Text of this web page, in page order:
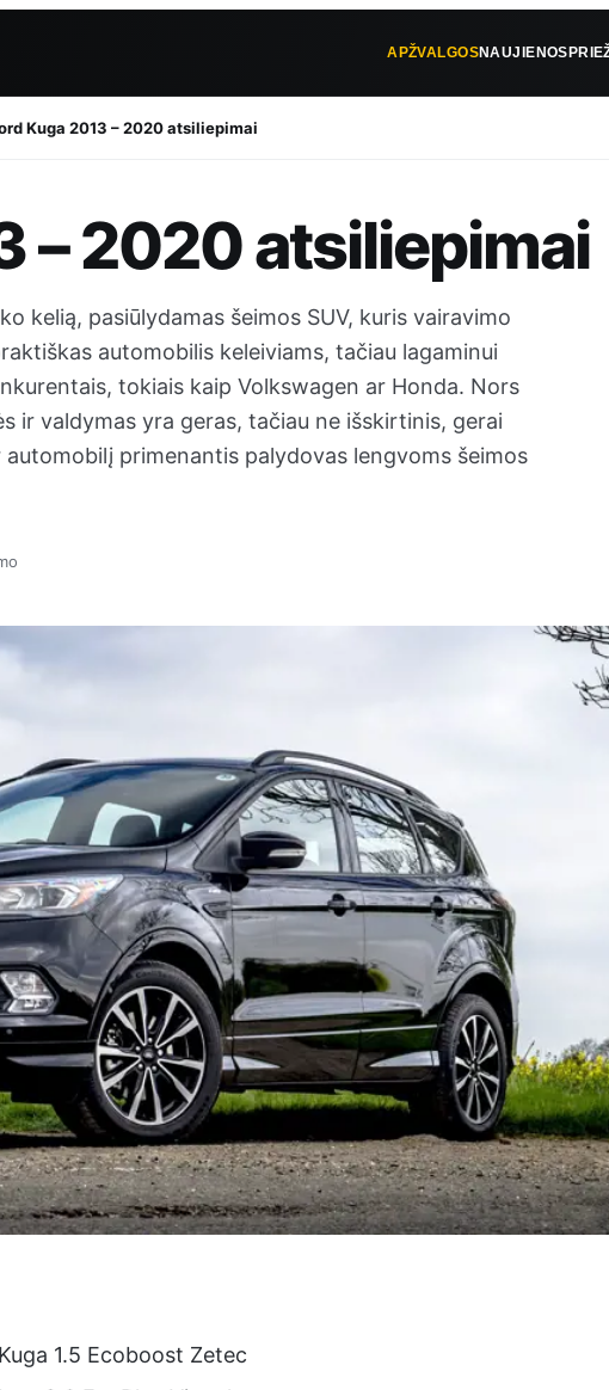
APŽVALGOSNAUJIENOS
Kuga 2013 – 2020 atsiliepimai
– 2020 atsiliepimai
kelią, pasiūlydamas šeimos SUV, kuris vairavimo
automobilis keleiviams, tačiau lagaminui
tokiais kaip Volkswagen ar Honda. Nors
ir valdymas yra geras, tačiau ne išskirtinis, gerai
primenantis palydovas lengvoms šeimos
1.5 Ecoboost Zetec